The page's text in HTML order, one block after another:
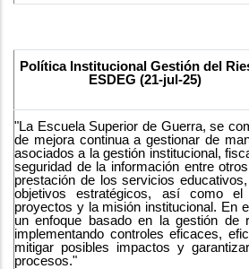
Política Institucional Gestión del
ESDEG (21-jul-25)
"La Escuela Superior de Guerra, se
de mejora continua a gestionar de
asociados a la gestión institucional,
seguridad de la información entre
prestación de los servicios
objetivos estratégicos, así como el
proyectos y la misión institucional. En
un enfoque basado en la gestión de
implementando controles eficaces,
mitigar posibles impactos y
procesos."